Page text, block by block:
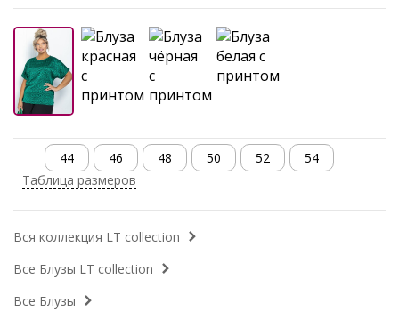
44 46 48 50 52
54
Таблица размеров
Вся коллекция LT collection
Все Блузы LT collection
Все Блузы